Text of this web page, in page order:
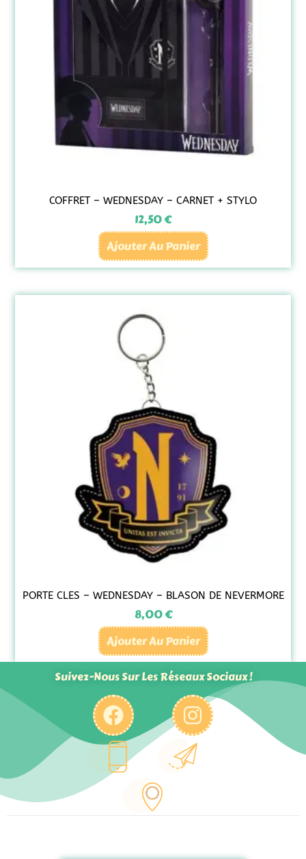
COFFRET – WEDNESDAY – CARNET + STYLO
12,50€
Ajouter Au Panier
PORTE CLES – WEDNESDAY – BLASON DE NEVERMORE
8,00€
Ajouter Au Panier
Suivez-Nous Sur Les Réseaux Sociaux !